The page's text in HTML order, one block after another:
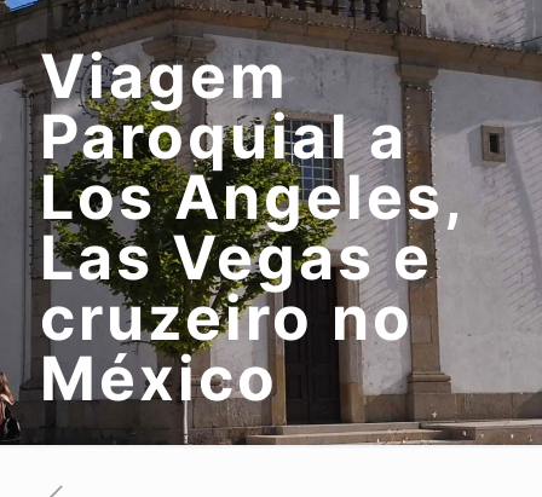
Viagem
Paroquial a
Los Angeles,
Las Vegas e
cruzeiro no
México